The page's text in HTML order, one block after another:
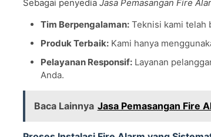
Sebagai penyedia Jasa Pemasangan Fire
Tim Berpengalaman:Teknisi kami telah
Produk Terbaik:Kami hanya
Pelayanan Responsif:Layanan
Anda.
Baca Lainnya Jasa Pemasangan Fire